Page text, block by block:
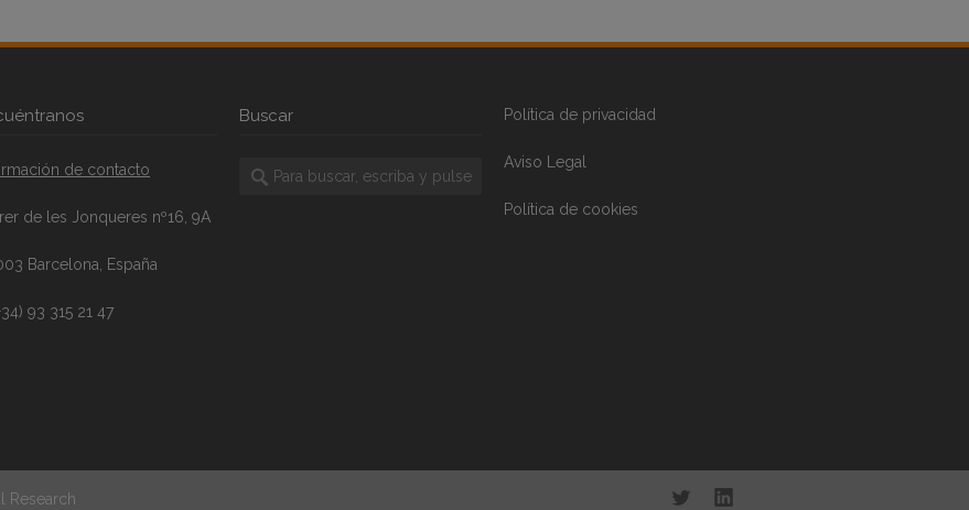
de contacto
de les Jonqueres nº16, 9A
Barcelona, España
93 315 21 47
Buscar Política de privacidad
Aviso Legal
Política de cookies
Research